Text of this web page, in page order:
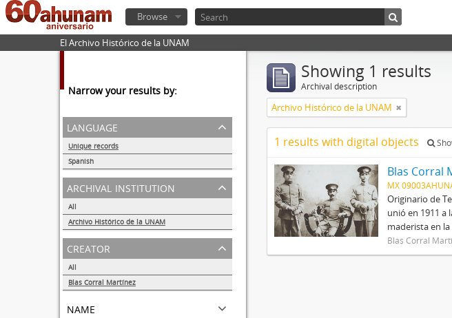
Browse
El Archivo Histórico de la UNAM
Narrow your results by:
language
Unique records
Spanish
1
archival institution
All
Archivo Histórico de la UNAM
1
creator
All
Blas Corral Martínez
name
Showing 1 results
Archival description
Archivo Histórico de la UNAM
1 results with digital objects
Blas Corral
MX
Originario de
unió en 1911 a
maderista en
Blas Corral